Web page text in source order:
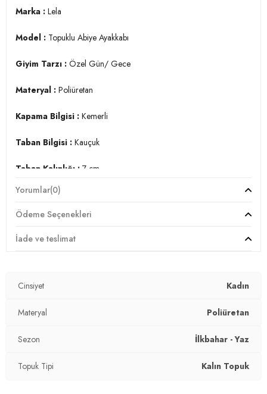
Marka : Lela
Model : Topuklu Abiye Ayakkabı
Giyim Tarzı : Özel Gün/ Gece
Materyal : Poliüretan
Kapama Bilgisi : Kemerli
Taban Bilgisi : Kauçuk
Taban Kalınlığı : 7 cm
YERLİ ÜRETİM
2DY347ELLA1705.1563
Yorumlar(0)
Ödeme Seçenekleri
İade ve teslimat
Cinsiyet Kadın
Materyal Poliüretan
Sezon İlkbahar - Yaz
Topuk Tipi Kalın Topuk